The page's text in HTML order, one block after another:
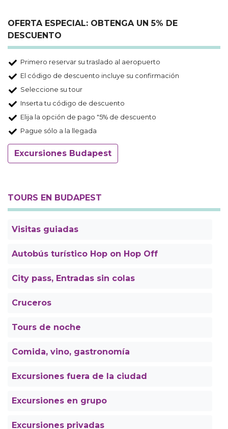
OFERTA ESPECIAL: OBTENGA UN 5% DE
DESCUENTO
Primero reservar su traslado al aeropuerto
El código de descuento incluye su confirmación
Seleccione su tour
Inserta tu código de descuento
Elija la opción de pago "5% de descuento
Pague sólo a la llegada
Excursiones Budapest
TOURS EN BUDAPEST
Visitas guiadas
Autobús turístico Hop on Hop Off
City pass, Entradas sin colas
Cruceros
Tours de noche
Comida, vino, gastronomía
Excursiones fuera de la ciudad
Excursiones en grupo
Excursiones privadas